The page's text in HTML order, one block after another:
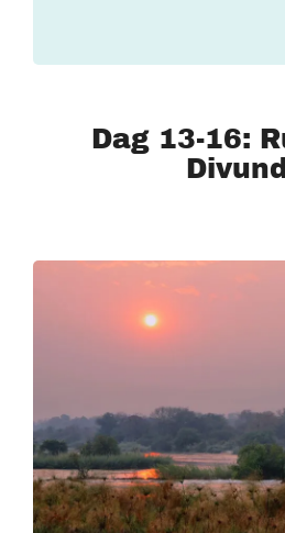
Dag 13-16: